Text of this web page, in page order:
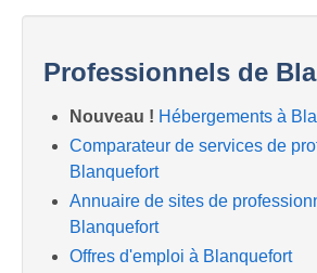
Professionnels de
Nouveau ! Hébergements à
Comparateur de services de
Blanquefort
Annuaire de sites de
Blanquefort
Offres d'emploi à Blanquefort